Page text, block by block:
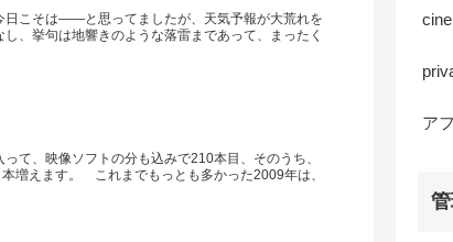
日こそは――と思ってましたが、天気予報が大荒れを
、挙句は地響きのような落雷まであって、まったく
て、映像ソフトの分も込みで210本目、そのうち、
増えます。 これまでもっとも多かった2009年は、
ア